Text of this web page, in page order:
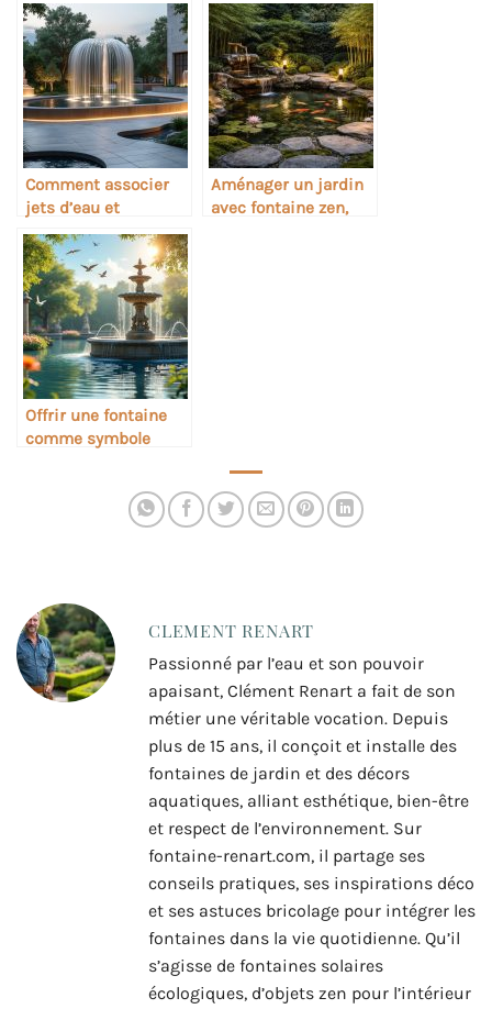
sublimer une entrée
Comment associer
jets d’eau et
sculptures de jardin
Aménager un jardin
avec fontaine zen,
Offrir une fontaine
comme symbole
CLEMENT RENART
Passionné par l’eau et son pouvoir
apaisant, Clément Renart a fait de son
métier une véritable vocation. Depuis
plus de 15 ans, il conçoit et installe des
fontaines de jardin et des décors
aquatiques, alliant esthétique, bien-être
et respect de l’environnement. Sur
fontaine-renart.com, il partage ses
conseils pratiques, ses inspirations déco
et ses astuces bricolage pour intégrer les
fontaines dans la vie quotidienne. Qu’il
s’agisse de fontaines solaires
écologiques, d’objets zen pour l’intérieur